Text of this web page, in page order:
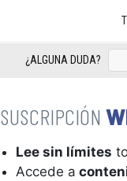
¿ALGUNA DUDA?
Lee sin límites
Accede a